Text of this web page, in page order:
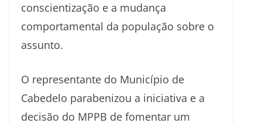
conscientização e a mudança
comportamental da população sobre o
assunto.
O representante do Município de
Cabedelo parabenizou a iniciativa e a
decisão do MPPB de fomentar um